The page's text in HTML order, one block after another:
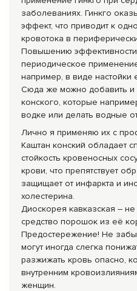
заболеваниях. Гинкго
эффект, что приводит к
кровотока в
Повышению
периодическое
например, в виде настойки
Сюда же можно добавить и
конского, которые
водке или делать водные
Лично я применяю их с
Каштан конский обладает
стойкость кровеносных
крови, что препятствует
защищает от инфаркта и
холестерина.
Диоскорея кавказская –
средство порошок из её
Предостережение! Не
могут иногда слегка
разжижать кровь опасно,
внутренним
женщин.